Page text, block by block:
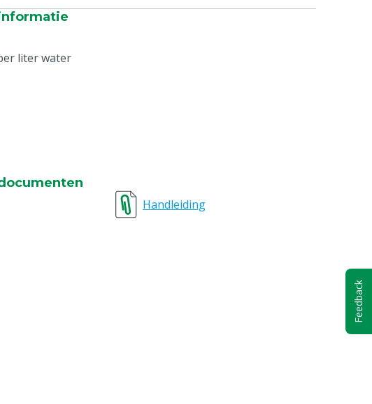
liter water
Handleiding
Feedback